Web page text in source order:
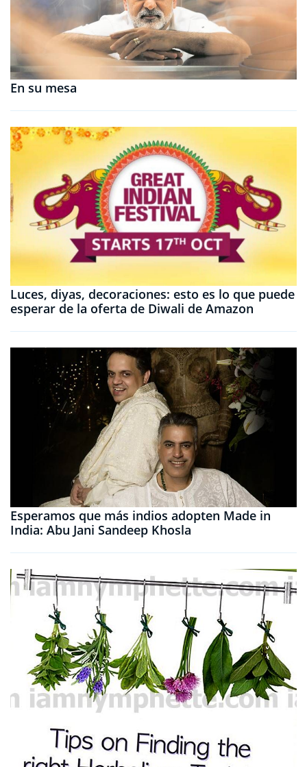
En su mesa
Luces, diyas, decoraciones: esto es lo que puede
esperar de la oferta de Diwali de Amazon
Esperamos que más indios adopten Made in
India: Abu Jani Sandeep Khosla